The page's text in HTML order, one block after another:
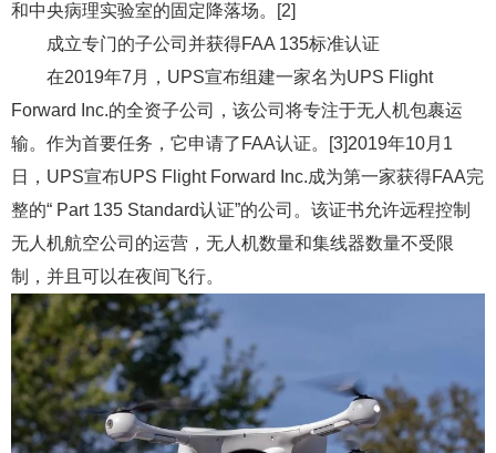
和中央病理实验室的固定降落场。[2]
成立专门的子公司并获得FAA 135标准认证
在2019年7月，UPS宣布组建一家名为UPS Flight
Forward Inc.的全资子公司，该公司将专注于无人机包裹运
输。作为首要任务，它申请了FAA认证。[3]2019年10月1
日，UPS宣布UPS Flight Forward Inc.成为第一家获得FAA完
整的“ Part 135 Standard认证”的公司。该证书允许远程控制
无人机航空公司的运营，无人机数量和集线器数量不受限
制，并且可以在夜间飞行。